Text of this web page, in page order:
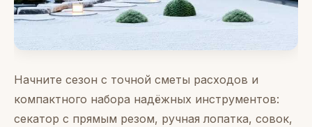
Начните сезон с точной сметы расходов и
компактного набора надёжных инструментов:
секатор с прямым резом, ручная лопатка, совок,